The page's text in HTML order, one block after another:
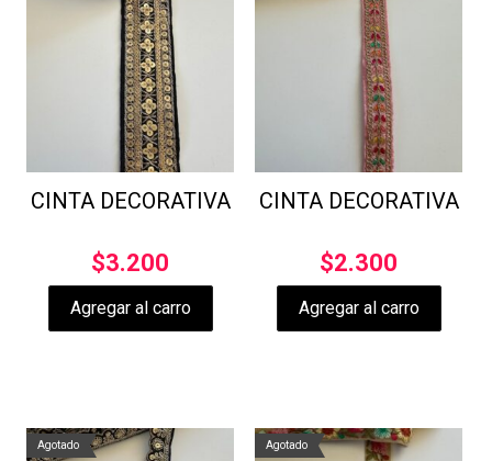
CINTA DECORATIVA
$3.200
Agregar al carro
CINTA DECORATIVA
$2.300
Agregar al carro
Agotado Agotado